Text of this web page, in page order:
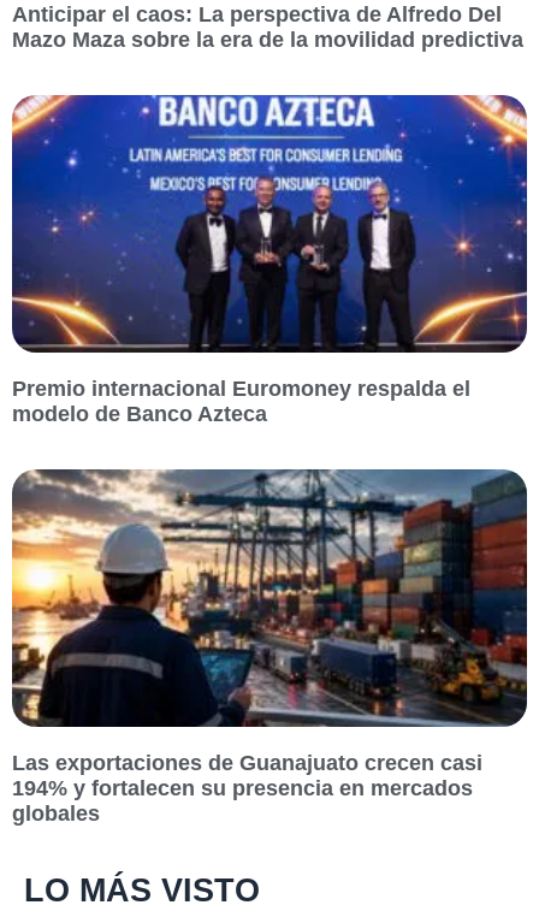
Anticipar el caos: La perspectiva de Alfredo Del
Mazo Maza sobre la era de la movilidad predictiva
Premio internacional Euromoney respalda el
modelo de Banco Azteca
Las exportaciones de Guanajuato crecen casi
194% y fortalecen su presencia en mercados
globales
LO MÁS VISTO